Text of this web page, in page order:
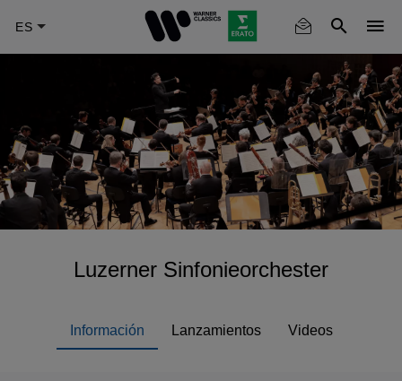
main
Luzerner Sinfonieorchester
Información Lanzamientos Videos